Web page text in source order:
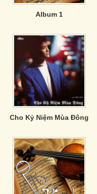
Album 1
Cho Kỷ Niệm Mùa Đông